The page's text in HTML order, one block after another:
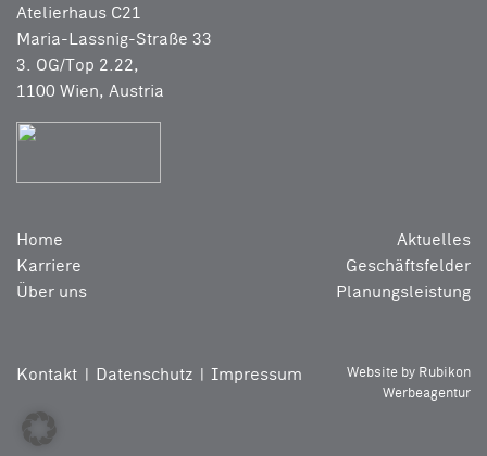
Atelierhaus C21
Maria-Lassnig-Straße 33
3. OG/Top 2.22,
1100 Wien, Austria
Home
Karriere
Über uns
Aktuelles
Geschäftsfelder
Planungsleistung
Kontakt Datenschutz Impressum
Website by Rubikon
Werbeagentur